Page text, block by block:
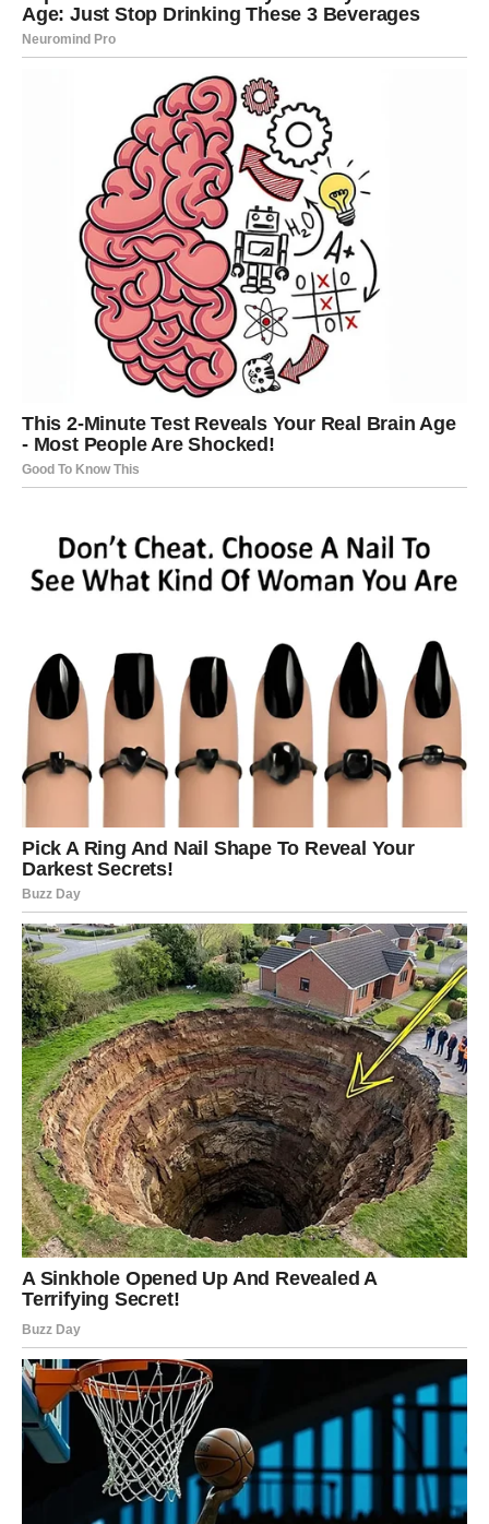
Karijera
bi mogla imati dugoročan značaj.
BLIZANCI
Ljubav
Blizanci će privlačiti pažnju gdje god da se pojave. Pred
vama su zanimljiva poznanstva i mnogo komunikacije.
Novac dolazi kroz ideje, kontakte i spremnost da
iskoristite priliku kada se pojavi.
Kraj juna donosi mogućnost da pokažete svoje talente na
način koji će ostaviti snažan utisak.
RAK
Ljubav
Rakovi konačno osjećaju više sigurnosti u emotivnim
odnosima. Jedna osoba pokazuje koliko joj značite.
Novac
Finansijska situacija postaje stabilnija i lakša za
planiranje.
Karijera
Moguća je vijest koja vam vraća vjeru u planove koje ste
gotovo otpisali.
LAV
Ljubav
Lavovima dolazi period romantike, pažnje i lijepih
iznenađenja. Moguće je poznanstvo koje brzo postaje
veoma važno.
Novac
Pred vama je finansijski napredak kroz rad koji je dugo
čekao rezultate.